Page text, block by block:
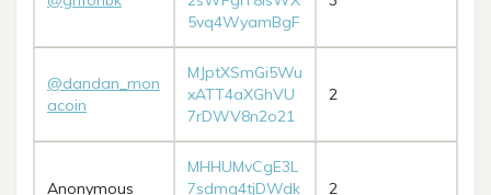
5vq4WyamBgF
@dandan_mon
acoin
MJptXSmGi5Wu
xATT4aXGhVU
7rDWV8n2o21
2
Anonymous
MHHUMvCgE3L
7sdmq4tjDWdk
2